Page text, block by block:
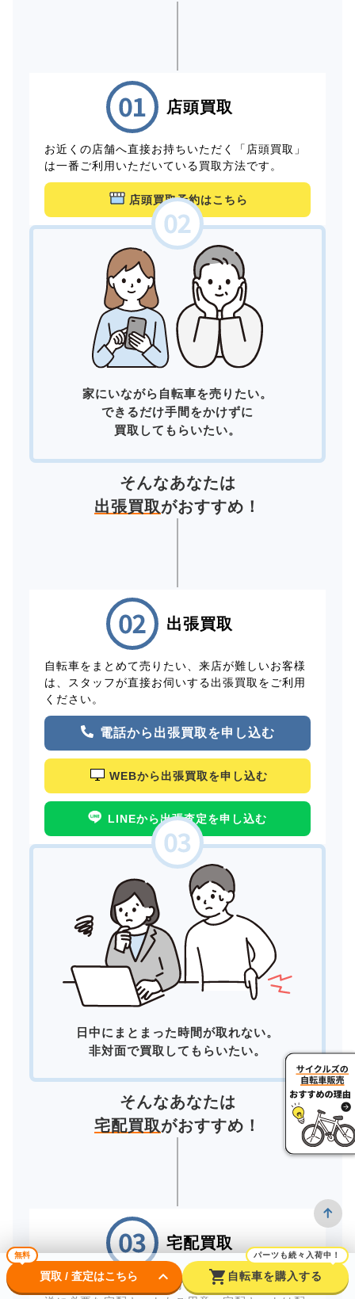
店頭買取
お近くの店舗へ直接お持ちいただく「店頭買取」
は一番ご利用いただいている買取方法です。
店頭買取予約はこちら
家にいながら自転車を売りたい。
できるだけ手間をかけずに
買取してもらいたい。
そんなあなたは
出張買取がおすすめ！
出張買取
自転車をまとめて売りたい、来店が難しいお客様
は、スタッフが直接お伺いする出張買取をご利用
ください。
電話から出張買取を申し込む
WEBから出張買取を申し込む
LINEから出張査定を申し込む
日中にまとまった時間が取れない。
非対面で買取してもらいたい。
そんなあなたは
宅配買取がおすすめ！
宅配買取
自宅にいながら買取が完了する「宅配買取」。配
無料
買取 / 査定はこちら keyboard_arrow_down shopping_cart
パーツも続々入荷中！
自転車を購入する